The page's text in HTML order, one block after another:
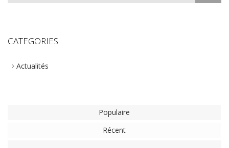
CATEGORIES
Actualités
Populaire
Récent